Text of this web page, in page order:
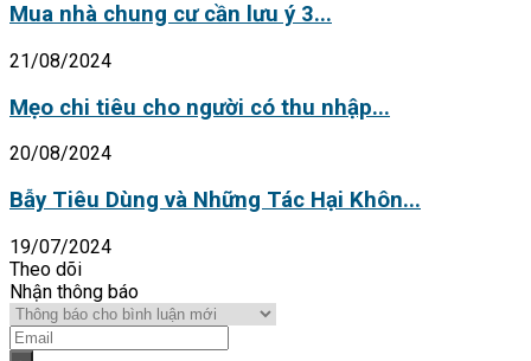
Mua nhà chung cư cần lưu ý 3...
21/08/2024
Mẹo chi tiêu cho người có thu nhập...
20/08/2024
Bẫy Tiêu Dùng và Những Tác Hại Khôn...
19/07/2024
Theo dõi
Nhận thông báo